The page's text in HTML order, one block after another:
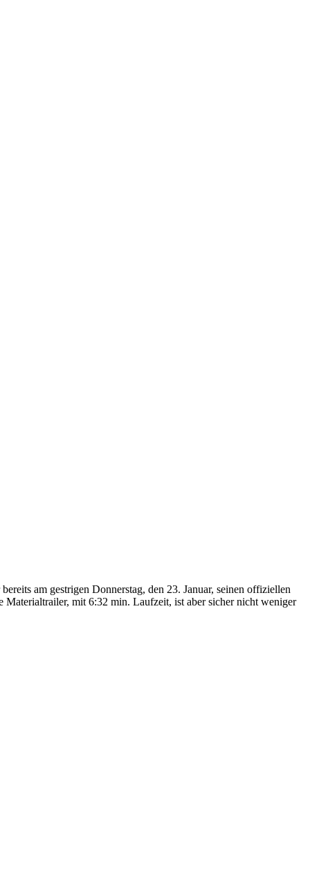
am gestrigen Donnerstag, den 23. Januar, seinen offiziellen
mit 6:32 min. Laufzeit, ist aber sicher nicht weniger